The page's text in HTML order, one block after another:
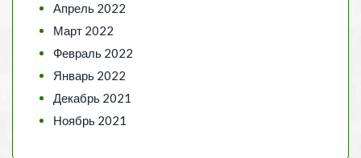
Апрель 2022
Март 2022
Февраль 2022
Январь 2022
Декабрь 2021
Ноябрь 2021